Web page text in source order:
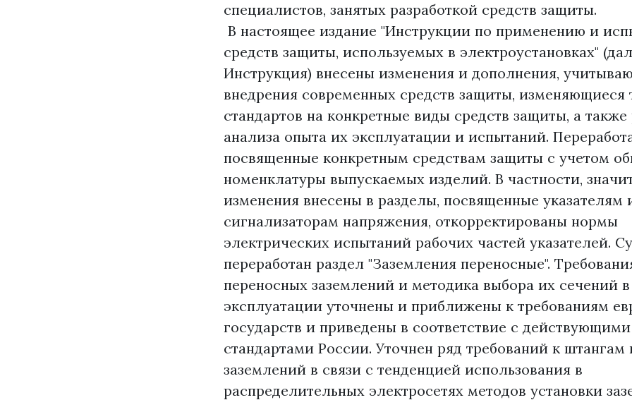
специалистов, занятых разработкой средств защиты.
В настоящее издание "Инструкции по применению и
средств защиты, используемых в электроустановках"
Инструкция) внесены изменения и дополнения,
внедрения современных средств защиты, изменяющиеся
стандартов на конкретные виды средств защиты, а также
анализа опыта их эксплуатации и испытаний.
посвященные конкретным средствам защиты с учетом
номенклатуры выпускаемых изделий. В частности,
изменения внесены в разделы, посвященные указателям
сигнализаторам напряжения, откорректированы нормы
электрических испытаний рабочих частей указателей.
переработан раздел "Заземления переносные".
переносных заземлений и методика выбора их сечений в
эксплуатации уточнены и приближены к требованиям
государств и приведены в соответствие с действующими
стандартами России. Уточнен ряд требований к штангам
заземлений в связи с тенденцией использования в
распределительных электросетях методов установки